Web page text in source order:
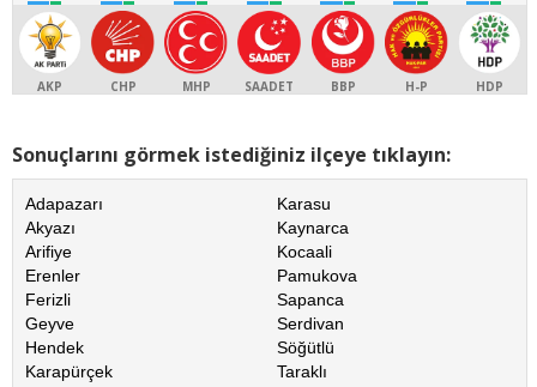
AKP CHP MHP SAADET BBP H-P HDP
Sonuçlarını görmek istediğiniz ilçeye tıklayın:
Adapazarı
Akyazı
Arifiye
Erenler
Ferizli
Geyve
Hendek
Karapürçek
Karasu
Kaynarca
Kocaali
Pamukova
Sapanca
Serdivan
Söğütlü
Taraklı